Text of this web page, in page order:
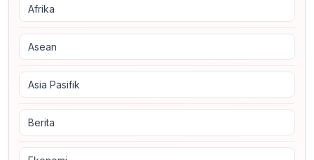
Afrika
Asean
Asia Pasifik
Berita